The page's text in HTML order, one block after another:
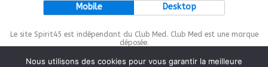
Mobile Desktop
Le site Spirit45 est indépendant du Club Med. Club Med est une marque
déposée.
Nous utilisons des cookies pour vous garantir la meilleure